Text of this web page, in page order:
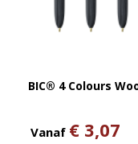
BIC® 4 Colours
Vanaf € 3,07